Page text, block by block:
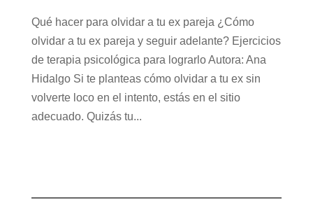
Qué hacer para olvidar a tu ex pareja ¿Cómo
olvidar a tu ex pareja y seguir adelante? Ejercicios
de terapia psicológica para lograrlo Autora: Ana
Hidalgo Si te planteas cómo olvidar a tu ex sin
volverte loco en el intento, estás en el sitio
adecuado. Quizás tu...